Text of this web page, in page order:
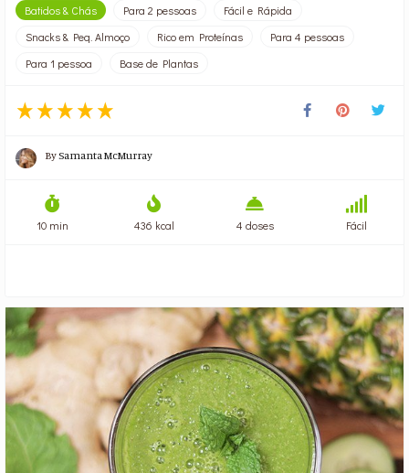
Batidos & Chás Para 2 pessoas
Fácil e Rápida
Snacks & Peq. Almoço
Rico em Proteínas
Para 4 pessoas
Para 1 pessoa
Base de Plantas
BySamanta McMurray
10 min 436 kcal 4 doses Fácil